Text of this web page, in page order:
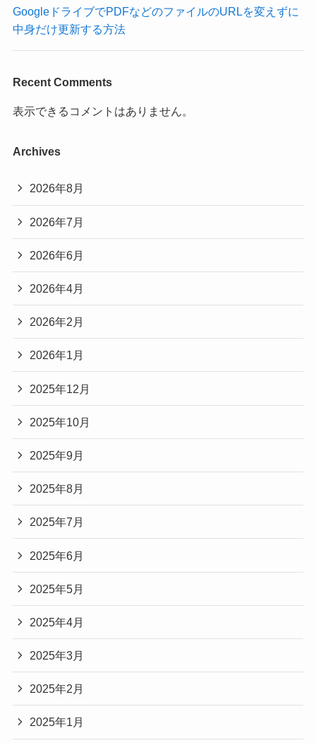
GoogleドライブでPDFなどのファイルのURLを変えずに
中身だけ更新する方法
Recent Comments
表示できるコメントはありません。
Archives
2026年8月
2026年7月
2026年6月
2026年4月
2026年2月
2026年1月
2025年12月
2025年10月
2025年9月
2025年8月
2025年7月
2025年6月
2025年5月
2025年4月
2025年3月
2025年2月
2025年1月